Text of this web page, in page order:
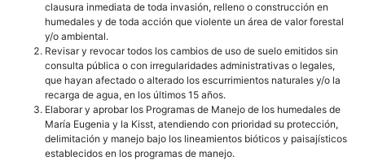
clausura inmediata de toda invasión, relleno o construcción en
humedales y de toda acción que violente un área de valor forestal
y/o ambiental.
Revisar y revocar todos los cambios de uso de suelo emitidos sin
consulta pública o con irregularidades administrativas o legales,
que hayan afectado o alterado los escurrimientos naturales y/o la
recarga de agua, en los últimos 15 años.
Elaborar y aprobar los Programas de Manejo de los humedales de
María Eugenia y la Kisst, atendiendo con prioridad su protección,
delimitación y manejo bajo los lineamientos bióticos y paisajísticos
establecidos en los programas de manejo.